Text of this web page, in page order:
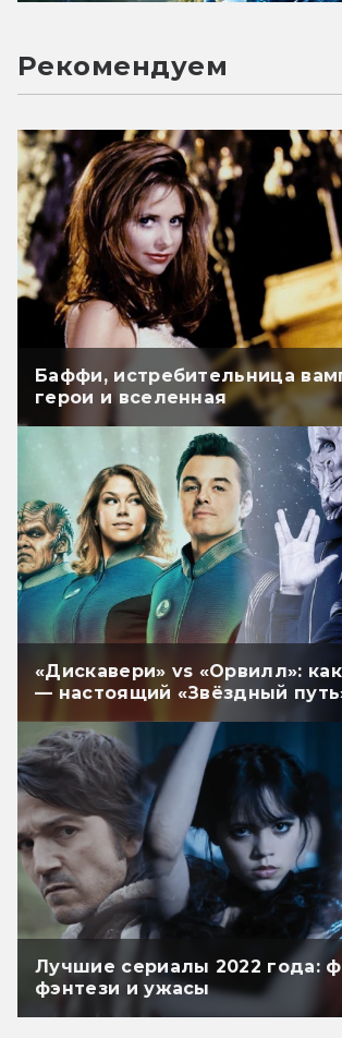
Рекомендуем
Баффи, истребительница
герои и вселенная
«Дискавери» vs «Орвилл»:
— настоящий «Звёздный
Лучшие сериалы 2022 года:
фэнтези и ужасы